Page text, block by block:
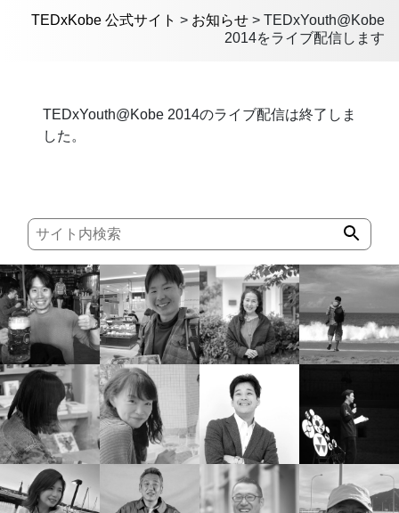
TEDxKobe 公式サイト > お知らせ > TEDxYouth@Kobe
2014をライブ配信します
TEDxYouth@Kobe 2014のライブ配信は終了しま
した。